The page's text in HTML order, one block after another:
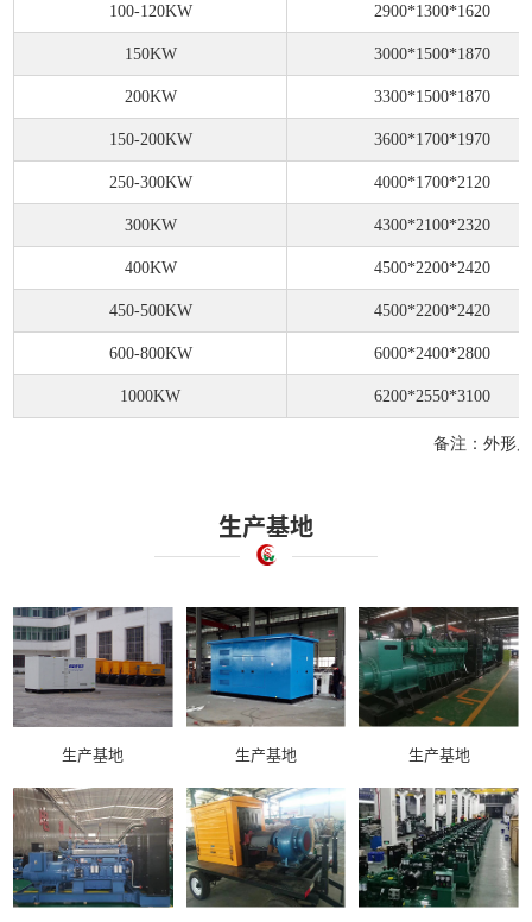
生产基地
生产基地 生产基地 生产基地